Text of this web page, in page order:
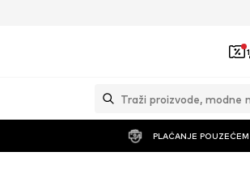
1
PLAĆANJE POUZEĆEM